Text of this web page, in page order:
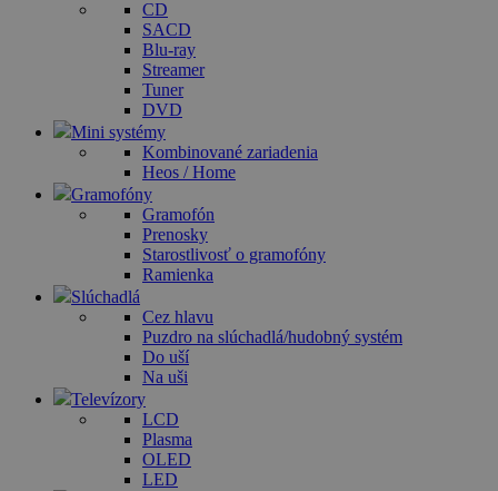
CD
SACD
Blu-ray
Streamer
Tuner
DVD
Mini systémy
Kombinované zariadenia
Heos / Home
Gramofóny
Gramofón
Prenosky
Starostlivosť o gramofóny
Ramienka
Slúchadlá
Cez hlavu
Puzdro na slúchadlá/hudobný systém
Do uší
Na uši
Televízory
LCD
Plasma
OLED
LED